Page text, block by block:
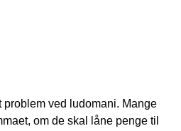
ved ludomani. Mange
om de skal låne penge til